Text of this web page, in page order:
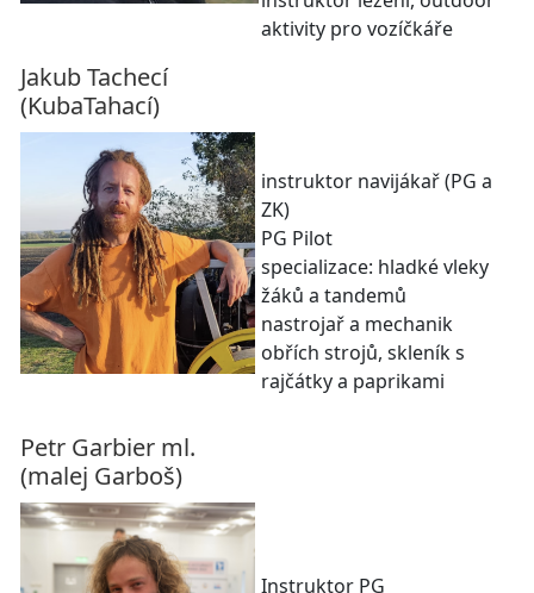
aktivity pro vozíčkáře
Jakub Tachecí
(KubaTahací)
instruktor navijákař (PG a
ZK)
PG Pilot
specializace: hladké vleky
žáků a tandemů
nastrojař a mechanik
obřích strojů, skleník s
rajčátky a paprikami
Petr Garbier ml.
(malej Garboš)
Instruktor PG